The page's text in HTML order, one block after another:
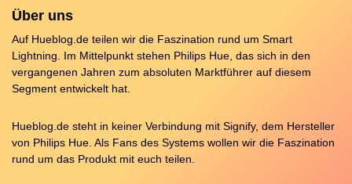
Über uns
Auf Hueblog.de teilen wir die Faszination rund um Smart
Lightning. Im Mittelpunkt stehen Philips Hue, das sich in den
vergangenen Jahren zum absoluten Marktführer auf diesem
Segment entwickelt hat.
Hueblog.de steht in keiner Verbindung mit Signify, dem Hersteller
von Philips Hue. Als Fans des Systems wollen wir die Faszination
rund um das Produkt mit euch teilen.